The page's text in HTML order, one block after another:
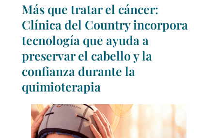
Más que tratar el cáncer:
Clínica del Country incorpora
tecnología que ayuda a
preservar el cabello y la
confianza durante la
quimioterapia